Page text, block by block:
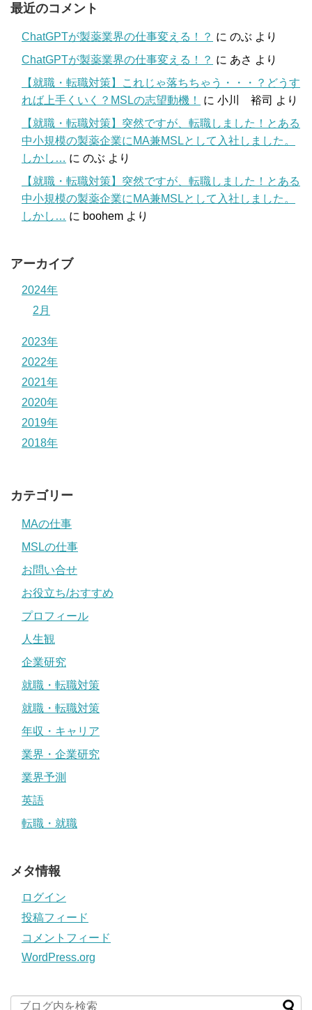
最近のコメント
ChatGPTが製薬業界の仕事変える！？ に のぶ より
ChatGPTが製薬業界の仕事変える！？ に あさ より
【就職・転職対策】これじゃ落ちちゃう・・・？どうす
れば上手くいく？MSLの志望動機！
に 小川 裕司 より
【就職・転職対策】突然ですが、転職しました！とある
中小規模の製薬企業にMA兼MSLとして入社しました。
しかし… に のぶ より
【就職・転職対策】突然ですが、転職しました！とある
中小規模の製薬企業にMA兼MSLとして入社しました。
しかし… に boohem より
アーカイブ
2024年
2月
2023年
2022年
2021年
2020年
2019年
2018年
カテゴリー
MAの仕事
MSLの仕事
お問い合せ
お役立ち/おすすめ
プロフィール
人生観
企業研究
就職・転職対策
就職・転職対策
年収・キャリア
業界・企業研究
業界予測
英語
転職・就職
メタ情報
ログイン
投稿フィード
コメントフィード
WordPress.org